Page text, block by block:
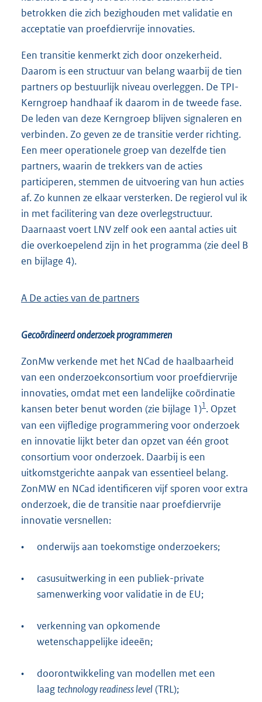
betrokken die zich bezighouden met validatie en
acceptatie van proefdiervrije innovaties.
Een transitie kenmerkt zich door onzekerheid.
Daarom is een structuur van belang waarbij de tien
partners op bestuurlijk niveau overleggen. De TPI-
Kerngroep handhaaf ik daarom in de tweede fase.
De leden van deze Kerngroep blijven signaleren en
verbinden. Zo geven ze de transitie verder richting.
Een meer operationele groep van dezelfde tien
partners, waarin de trekkers van de acties
participeren, stemmen de uitvoering van hun acties
af. Zo kunnen ze elkaar versterken. De regierol vul ik
in met facilitering van deze overlegstructuur.
Daarnaast voert LNV zelf ook een aantal acties uit
die overkoepelend zijn in het programma (zie deel B
en bijlage 4).
A De acties van de partners
Gecoördineerd onderzoek programmeren
ZonMw verkende met het NCad de haalbaarheid
van een onderzoekconsortium voor proefdiervrije
innovaties, omdat met een landelijke coördinatie
kansen beter benut worden (zie bijlage 1)1. Opzet
van een vijfledige programmering voor onderzoek
en innovatie lijkt beter dan opzet van één groot
consortium voor onderzoek. Daarbij is een
uitkomstgerichte aanpak van essentieel belang.
ZonMW en NCad identificeren vijf sporen voor extra
onderzoek, die de transitie naar proefdiervrije
innovatie versnellen:
• onderwijs aan toekomstige onderzoekers;
•
casusuitwerking in een publiek-private
samenwerking voor validatie in de EU;
•
verkenning van opkomende
wetenschappelijke ideeën;
•
doorontwikkeling van modellen met een
laagtechnology readiness level(TRL);